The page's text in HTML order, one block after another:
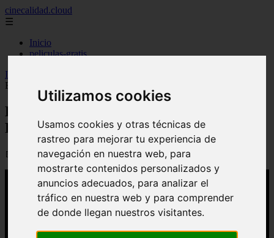
Utilizamos cookies
Usamos cookies y otras técnicas de
rastreo para mejorar tu experiencia de
navegación en nuestra web, para
mostrarte contenidos personalizados y
anuncios adecuados, para analizar el
tráfico en nuestra web y para comprender
de donde llegan nuestros visitantes.
cinecalidad.cloud
☰
Inicio
peliculas-gratis
Inicio
Explicado
Los Mitchell contra las máquinas (2026) -
Final Explicado
📅 08/09/2025